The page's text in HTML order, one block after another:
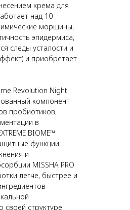
крема для
над 10
морщины,
эпидермиса,
следы усталости и
и приобретает
Revolution Night
компонент
пробиотиков,
в
BIOME™
функции
и
MISSHA PRO
легче, быстрее и
структуре